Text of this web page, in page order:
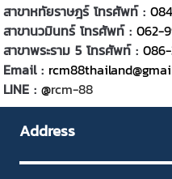
สาขาหทัยราษฎร์ โทรศัพท์ :
สาขานวมินทร์ โทรศัพท์ : 062-
สาขาพระราม 5 โทรศัพท์ :
Email :
LINE : @rcm-88
Address